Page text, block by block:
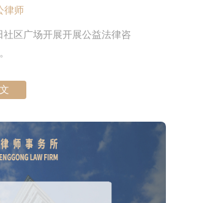
律师
区广场开展开展公益法律咨